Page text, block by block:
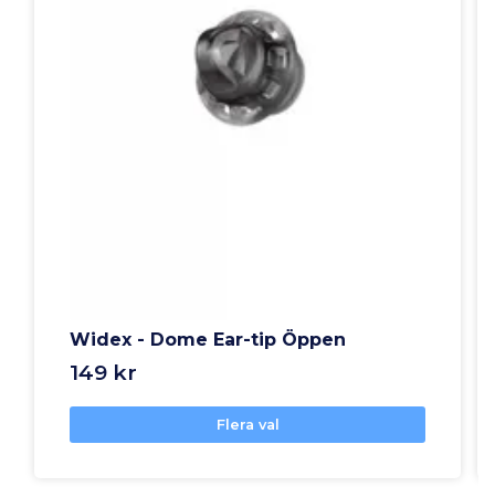
Widex - Dome Ear-tip Öppen
149 kr
Flera val